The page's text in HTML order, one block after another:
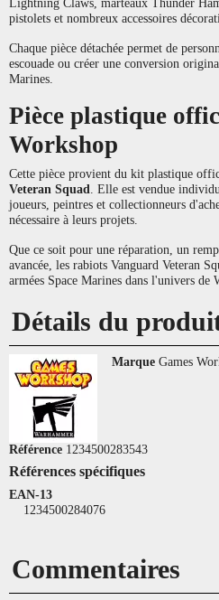
Lightning Claws, marteaux Thunder
pistolets et nombreux accessoires
Chaque pièce détachée permet de
escouade ou créer une conversion
Marines.
Pièce plastique
Workshop
Cette pièce provient du kit plastique
Veteran Squad. Elle est vendue
joueurs, peintres et collectionneurs
nécessaire à leurs projets.
Que ce soit pour une réparation, un
avancée, les rabiots Vanguard Veteran
armées Space Marines dans l'univers de
Détails du
Marque Games
Référence 1234500283543
Références spécifiques
EAN-13
1234500284076
Commentaires